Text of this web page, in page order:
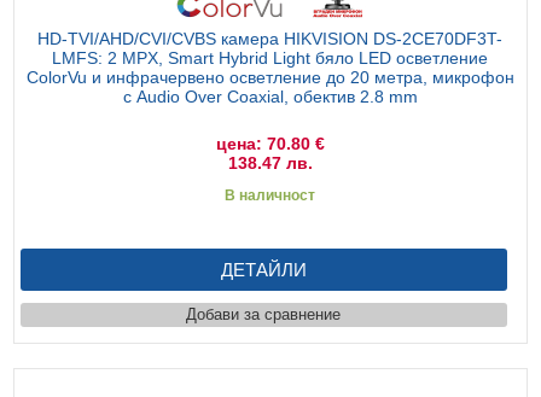
HD-TVI/AHD/CVI/CVBS камера HIKVISION DS-2CE70DF3T-
LMFS: 2 MPX, Smart Hybrid Light бяло LED осветление
ColorVu и инфрачервено осветление до 20 метра, микрофон
с Audio Over Coaxial, обектив 2.8 mm
цена: 70.80 €
138.47 лв.
В наличност
ДЕТАЙЛИ
Добави за сравнение